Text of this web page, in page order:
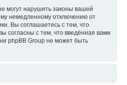
могут нарушить законы вашей
немедленному отключению от
Вы соглашаетесь с тем, что
согласны с тем, что введённая вами
phpBB Group не может быть